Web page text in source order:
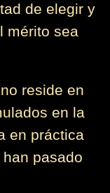
de elegir y
mérito sea
reside en
en la
en práctica
pasado